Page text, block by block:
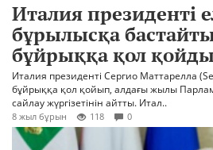
Италия президенті
бұрылысқа
бұйрыққа қол
Италия президенті Сергио Маттарелла
бұйрыққа қол қойып, алдағы жылы
сайлау жүргізетінін айтты. Итал..
8 жыл бұрын 118 0